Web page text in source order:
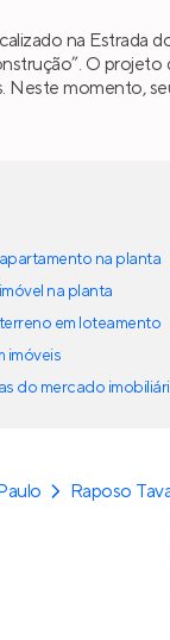
na Estrada
O
Neste momento,
na planta
na planta
em loteamento
imóveis
do mercado
Raposo